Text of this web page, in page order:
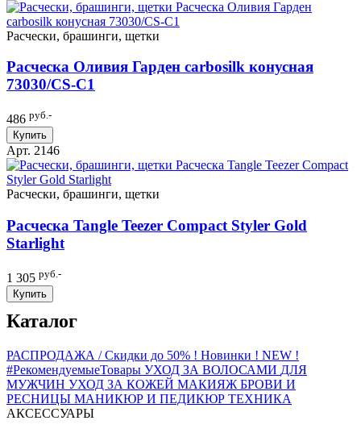
Расчески, брашинги, щетки
Расческа Оливия Гарден carbosilk конусная
73030/СS-C1
486 руб.-
Купить
Арт. 2146
Расчески, брашинги, щетки
Расческа Tangle Teezer Compact Styler Gold
Starlight
1 305 руб.-
Купить
Каталог
РАСПРОДАЖА / Скидки до 50% ! Новинки ! NEW !
#РекомендуемыеТовары УХОД ЗА ВОЛОСАМИ ДЛЯ
МУЖЧИН УХОД ЗА КОЖЕЙ МАКИЯЖ БРОВИ И
РЕСНИЦЫ МАНИКЮР И ПЕДИКЮР ТЕХНИКА
АКСЕССУАРЫ